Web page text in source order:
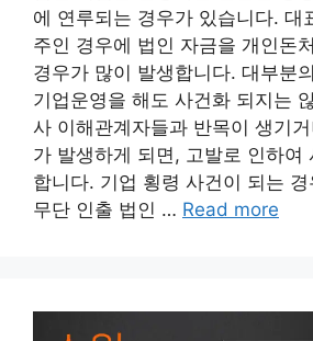
에 연루되는 경우가 있습니다. 대
주인 경우에 법인 자금을 개인돈
경우가 많이 발생합니다. 대부분
기업운영을 해도 사건화 되지는
사 이해관계자들과 반목이 생기
가 발생하게 되면, 고발로 인하여
합니다. 기업 횡령 사건이 되는
무단 인출 법인 … Read more